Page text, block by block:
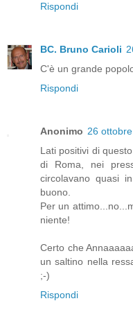
Rispondi
BC. Bruno Carioli
C'è un grande
Rispondi
Anonimo 26
Lati positivi di
di Roma, nei
circolavano quasi
buono.
Per un
niente!
Certo che
un saltino nella
;-)
Rispondi